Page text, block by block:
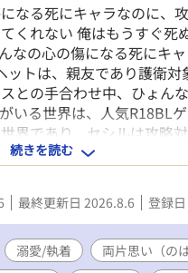
なる死にキャラなのに、
くれない 俺はもうすぐ死
なの心の傷になる死にキ
トは、親友であり護衛対
との手合わせ中、ひょん
いる世界は、人気R18BL
界であり、セシルは攻略
たニル・エヴィヘットはセ
番外ストーリーのキャラ
ぬかもしれない一か月前。
き残りたい。そう思い行動
恋心も抱いてしまう。対し
続きを読む
最終更新日 2026.8.6 登録
溺愛/執着
両片思い（のは